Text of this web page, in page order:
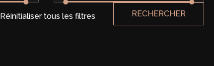
Réinitialiser tous les filtres RECHERCHER